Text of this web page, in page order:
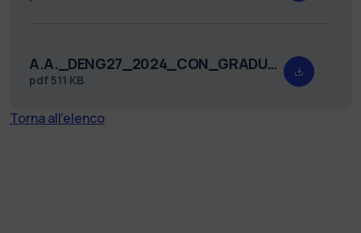
A.A._DENG27_2024_CON_GRADUATORIA_FIRMATO.pdf
pdf 511 KB
Torna all'elenco